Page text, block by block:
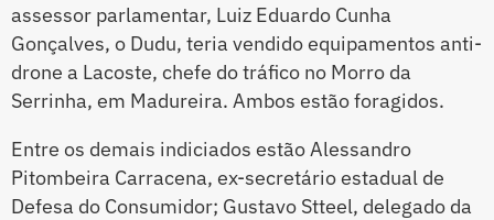
assessor parlamentar, Luiz Eduardo Cunha
Gonçalves, o Dudu, teria vendido equipamentos anti-
drone a Lacoste, chefe do tráfico no Morro da
Serrinha, em Madureira. Ambos estão foragidos.
Entre os demais indiciados estão Alessandro
Pitombeira Carracena, ex-secretário estadual de
Defesa do Consumidor; Gustavo Stteel, delegado da